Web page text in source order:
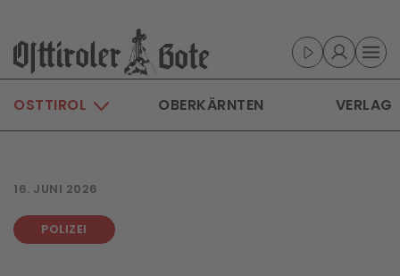
Skip to main content
OSTTIROL OBERKÄRNTEN VERLAG
16. JUNI 2026
POLIZEI